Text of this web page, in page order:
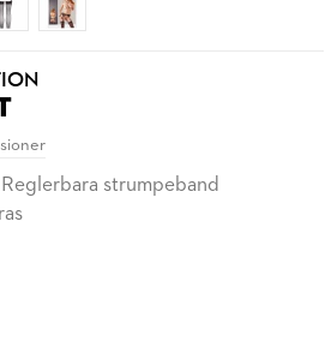
strumpeband